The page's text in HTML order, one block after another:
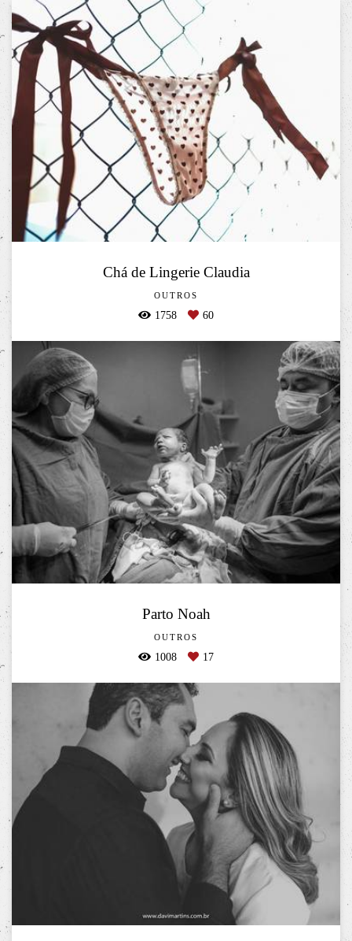
Chá de Lingerie Claudia
OUTROS
1758 60
Parto Noah
OUTROS
1008 17